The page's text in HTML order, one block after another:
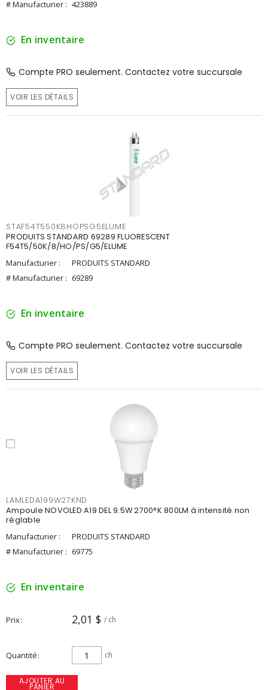
# Manufacturier : 423889
En inventaire
Compte PRO seulement. Contactez votre succursale
VOIR LES DÉTAILS
STAF54T550K8HOPSG5ELUME
PRODUITS STANDARD 69289 FLUORESCENT
F54T5/50K/8/HO/PS/G5/ELUME
Manufacturier :
PRODUITS STANDARD
# Manufacturier : 69289
En inventaire
Compte PRO seulement. Contactez votre succursale
VOIR LES DÉTAILS
LAMLEDA199W27KND
Ampoule NOVOLED A19 DEL 9.5W 2700°K 800LM à intensité non
réglable
Manufacturier :
PRODUITS STANDARD
# Manufacturier : 69775
En inventaire
Prix 2,01 $ / ch
Quantité ch
AJOUTER AU
PANIER